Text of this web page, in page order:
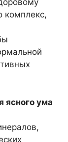
комплекс,
ясного ума